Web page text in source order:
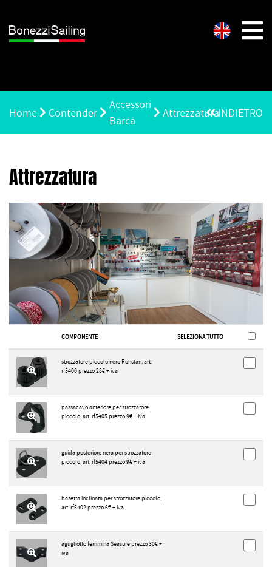
Home Contender
Accessori
Barca
AttrezzaturaINDIETRO
Attrezzatura
COMPONENTE SELEZIONA TUTTO
strozzatore piccolo nero Ronstan, art.
rf5400 prezzo 28€ + iva
passacavo anteriore per strozzatore
piccolo, art. rf5405 prezzo 9€ + iva
guida posteriore nera per strozzatore
piccolo, art. rf5404 prezzo 9€ + iva
basetta inclinata per strozzatore piccolo,
art. rf5402 prezzo 6€ + iva
agugliotto femmina Seasure prezzo 30€ +
iva